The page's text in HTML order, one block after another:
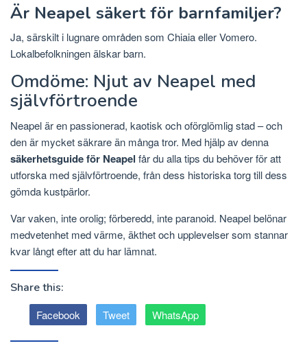
Är Neapel säkert för barnfamiljer?
Ja, särskilt i lugnare områden som Chiaia eller Vomero.
Lokalbefolkningen älskar barn.
Omdöme: Njut av Neapel med
självförtroende
Neapel är en passionerad, kaotisk och oförglömlig stad – och
den är mycket säkrare än många tror. Med hjälp av denna
säkerhetsguide för Neapel får du alla tips du behöver för att
utforska med självförtroende, från dess historiska torg till dess
gömda kustpärlor.
Var vaken, inte orolig; förberedd, inte paranoid. Neapel belönar
medvetenhet med värme, äkthet och upplevelser som stannar
kvar långt efter att du har lämnat.
Share this:
Facebook Tweet WhatsApp